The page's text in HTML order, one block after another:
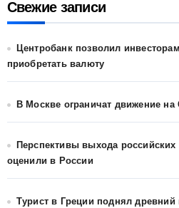
Свежие записи
Центробанк позволил
приобретать валюту
В Москве ограничат движение
Перспективы выхода
оценили в России
Турист в Греции поднял